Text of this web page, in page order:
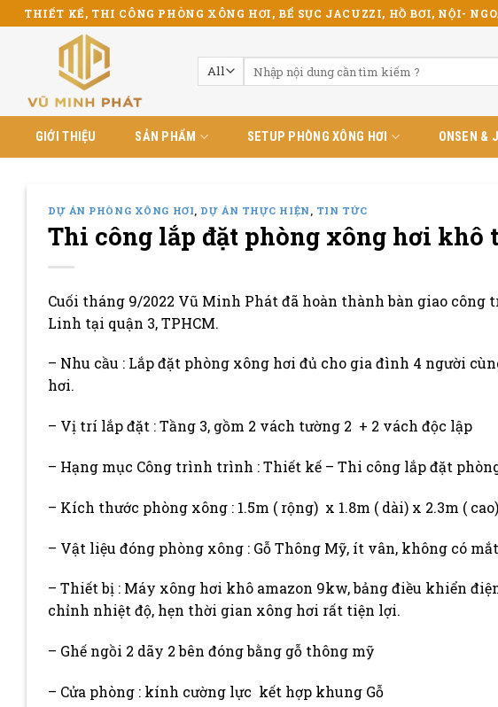
Skip
to
THIẾT KẾ, THI CÔNG PHÒNG XÔNG HƠI, BỂ SỤC JACUZZI, HỒ BƠI, NỘI-
kiếm:
GIỚI THIỆU SẢN PHẨM SETUP PHÒNG XÔNG HƠI ONSEN &
DỰ ÁN PHÒNG XÔNG HƠI, DỰ ÁN THỰC HIỆN , TIN TỨC
Thi công lắp đặt phòng xông hơi khô
Cuối tháng 9/2022 Vũ Minh Phát đã hoàn thành bàn giao
Linh tại quận 3, TPHCM.
– Nhu cầu : Lắp đặt phòng xông hơi đủ cho gia đình 4 người
hơi.
– Vị trí lắp đặt : Tầng 3, gồm 2 vách tường 2 + 2 vách độc lập
– Hạng mục Công trình trình : Thiết kế – Thi công lắp đặt
– Kích thước phòng xông : 1.5m ( rộng) x 1.8m ( dài) x 2.3m ( cao)
– Vật liệu đóng phòng xông : Gỗ Thông Mỹ, ít vân, không có mắt
– Thiết bị : Máy xông hơi khô amazon 9kw, bảng điều khiển
chỉnh nhiệt độ, hẹn thời gian xông hơi rất tiện lợi.
– Ghế ngồi 2 dãy 2 bên đóng bằng gỗ thông mỹ
– Cửa phòng : kính cường lực kết hợp khung Gỗ